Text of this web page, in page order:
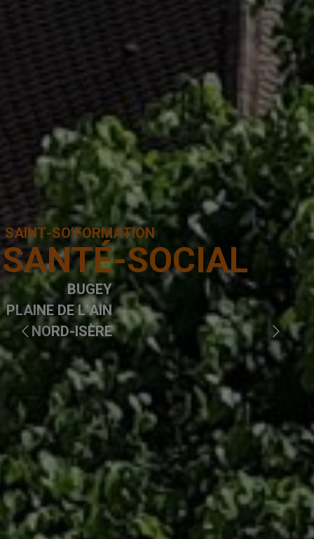
SANTÉ-SOCIAL
SAINT-SO’FORMATION
BUGEY
PLAINE DE L’AIN
NORD-ISÈRE